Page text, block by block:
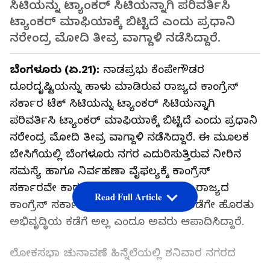
ಸಿಟಿಯನ್ನು ಟ್ಯಾಂಕರ್ ಸಿಟಿಯನ್ನಾಗಿ ಪರಿವರ್ತಿಸಿ
ಟ್ಯಾಂಕರ್ ಮಾಫಿಯಾಕ್ಕೆ ಬಿಟ್ಟಿದೆ ಎಂದು ಪ್ರಧಾನಿ
ನರೇಂದ್ರ ಮೋದಿ ತೀವ್ರ ವಾಗ್ದಾಳಿ ನಡೆಸಿದ್ದಾರೆ.
ಬೆಂಗಳೂರು (ಏ.21): ನಾಡಪ್ರಭು ಕೆಂಪೇಗೌಡರ
ದೂರದೃಷ್ಟಿಯನ್ನು ಹಾಳು ಮಾಡಿರುವ ರಾಜ್ಯದ ಕಾಂಗ್ರೆಸ್
ಸರ್ಕಾರ ಟೆಕ್ ಸಿಟಿಯನ್ನು ಟ್ಯಾಂಕರ್ ಸಿಟಿಯನ್ನಾಗಿ
ಪರಿವರ್ತಿಸಿ ಟ್ಯಾಂಕರ್ ಮಾಫಿಯಾಕ್ಕೆ ಬಿಟ್ಟಿದೆ ಎಂದು ಪ್ರಧಾನಿ
ನರೇಂದ್ರ ಮೋದಿ ತೀವ್ರ ವಾಗ್ದಾಳಿ ನಡೆಸಿದ್ದಾರೆ. ಈ ಮೂಲಕ
ಬೇಸಿಗೆಯಲ್ಲಿ ಬೆಂಗಳೂರು ನಗರ ಎದುರಿಸುತ್ತಿರುವ ನೀರಿನ
ಸಮಸ್ಯೆ ಹಾಗೂ ನಿರ್ವಹಣಾ ವೈಫಲ್ಯಕ್ಕೆ ಕಾಂಗ್ರೆಸ್‌
ಸರ್ಕಾರವೇ ಕಾರಣ ಎಂದು ಆರೋಪಿಸಿದ್ದಾರೆ. ರಾಜ್ಯದ
ಕಾಂಗ್ರೆಸ್ ಸರ್ಕಾರದ ಗಮನ ಭ್ರಷ್ಟಾಚಾರದ ಕಡೆಗೇ ಹೊರತು
ಅಭಿವೃದ್ಧಿಯ ಕಡೆಗೆ ಅಲ್ಲ ಎಂದೂ ಅವರು ಆಪಾದಿಸಿದ್ದಾರೆ.
ಲೋಕಸಭಾ ಚುನಾವಣೆ ಹಿನ್ನೆಲೆಯಲ್ಲಿ ಶನಿವಾರ ನಗರದ
Read Full Article